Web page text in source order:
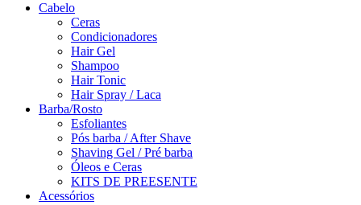
Cabelo
Ceras
Condicionadores
Hair Gel
Shampoo
Hair Tonic
Hair Spray / Laca
Barba/Rosto
Esfoliantes
Pós barba / After Shave
Shaving Gel / Pré barba
Óleos e Ceras
KITS DE PREESENTE
Acessórios